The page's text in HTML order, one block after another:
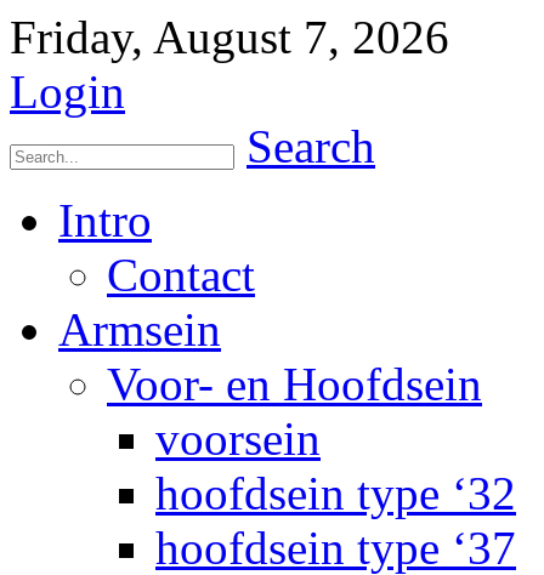
Friday, August 7, 2026
Login
Search
Intro
Contact
Armsein
Voor- en Hoofdsein
voorsein
hoofdsein type ‘32
hoofdsein type ‘37